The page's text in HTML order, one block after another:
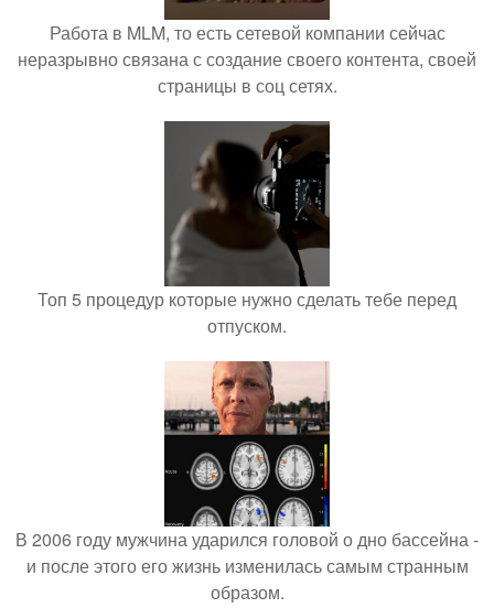
Работа в MLM, то есть сетевой компании сейчас
неразрывно связана с создание своего контента, своей
страницы в соц сетях.
Топ 5 процедур которые нужно сделать тебе перед
отпуском.
В 2006 году мужчина ударился головой о дно бассейна -
и после этого его жизнь изменилась самым странным
образом.